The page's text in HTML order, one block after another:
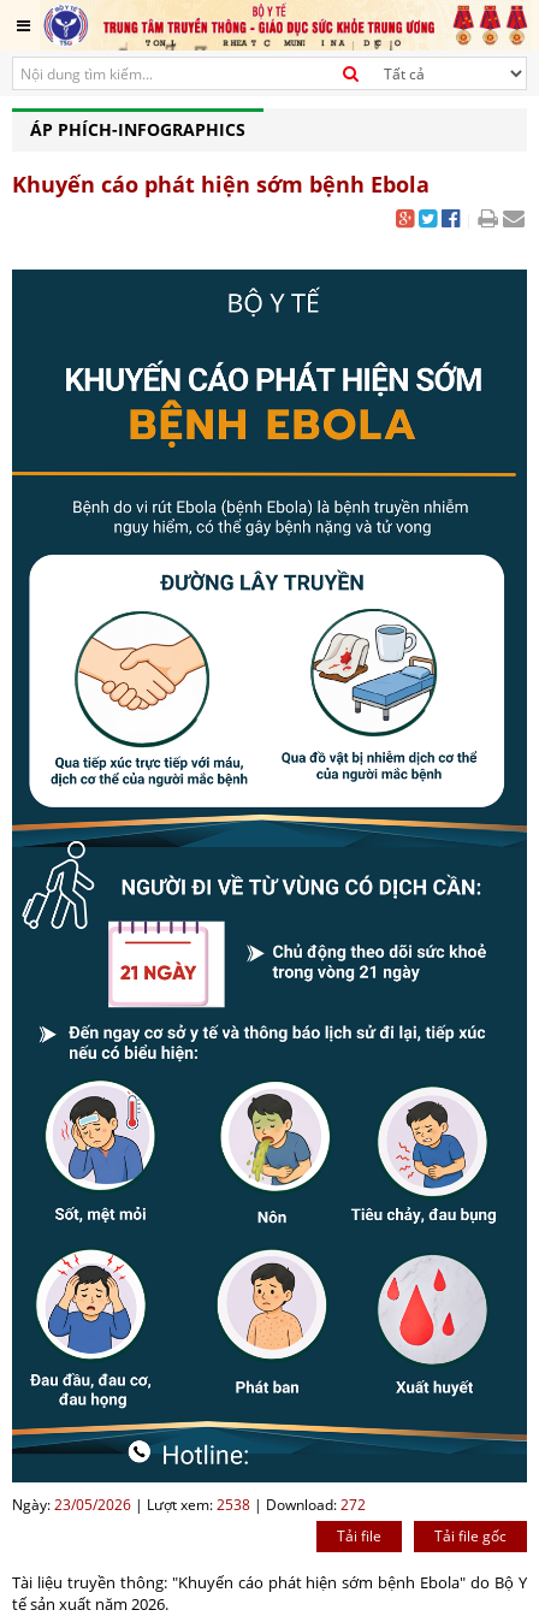
ÁP PHÍCH-INFOGRAPHICS
Khuyến cáo phát hiện sớm bệnh Ebola
Ngày:23/05/2026 | Lượt xem:2538 | Download:272
Tải file gốc
Tải file
Tài liệu truyền thông: "Khuyến cáo phát hiện sớm bệnh Ebola" do Bộ Y
tế sản xuất năm 2026.